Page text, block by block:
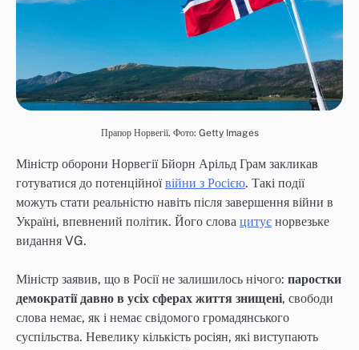
Прапор Норвегії. Фото: Getty Images
Міністр оборони Норвегії Бйорн Арільд Грам закликав
готуватися до потенційноївійни з Росією. Такі події
можуть стати реальністю навіть після завершення війни в
Україні, впевнений політик. Його слова цитує норвезьке
видання VG.
Міністр заявив, що в Росії не залишилось нічого: паростки
демократії давно в усіх сферах життя знищені, свободи
слова немає, як і немає свідомого громадянського
суспільства. Невелику кількість росіян, які виступають